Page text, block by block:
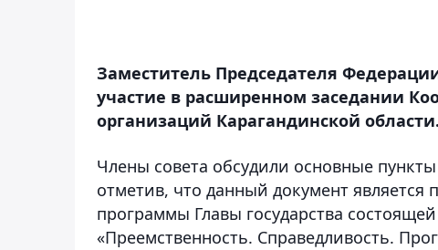
Заместитель Председателя
участие в расширенном заседании
организаций Карагандинской области.
Члены совета обсудили основные
отметив, что данный документ
программы Главы государства
«Преемственность. Справедливость.